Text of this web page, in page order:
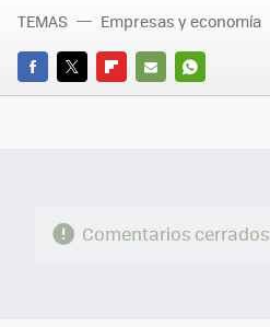
FACEBOOK
TWITTERFLIPBOARD
E-
WHATSAPP
TEMAS Empresas y economía
Comentarios cerrados